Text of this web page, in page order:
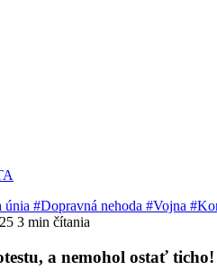
únia #Dopravná nehoda #Vojna
3 min čítania
a nemohol ostať